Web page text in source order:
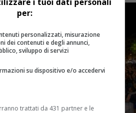
per:
personalizzati, misurazione
dei contenuti e degli annunci,
sviluppo di servizi
su dispositivo e/o accedervi
trattati da 431 partner e le